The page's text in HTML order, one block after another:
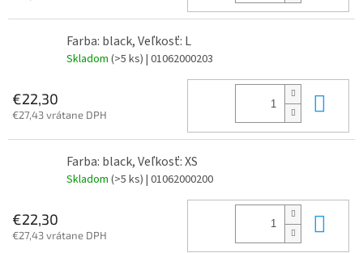
Farba: black, Veľkosť: L
Skladom (>5 ks) | 01062000203
€22,30
€27,43 vrátane DPH
Farba: black, Veľkosť: XS
Skladom (>5 ks) | 01062000200
€22,30
€27,43 vrátane DPH